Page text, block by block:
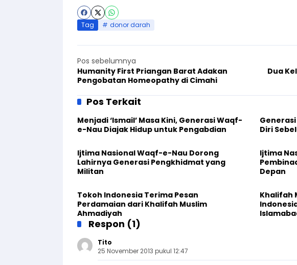
Tag donor darah
Pos sebelumnya
Humanity First Priangan Barat Adakan
Pengobatan Homeopathy di Cimahi
Dua
Pos Terkait
Menjadi ‘Ismail’ Masa Kini, Generasi Waqf-
e-Nau Diajak Hidup untuk Pengabdian
Diri
Ijtima Nasional Waqf-e-Nau Dorong
Lahirnya Generasi Pengkhidmat yang
Militan
Ijtima
Depan
Tokoh Indonesia Terima Pesan
Perdamaian dari Khalifah Muslim
Ahmadiyah
Khalifah
Respon (1)
Tito
25 November 2013 pukul 12:47